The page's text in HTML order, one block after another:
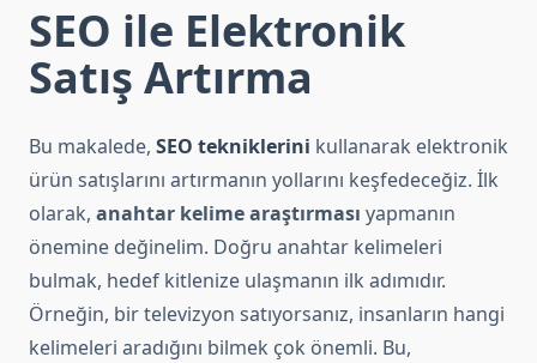
SEO ile Elektronik
Satış Artırma
Bu makalede, SEO tekniklerini kullanarak elektronik
ürün satışlarını artırmanın yollarını keşfedeceğiz. İlk
olarak, anahtar kelime araştırması yapmanın
önemine değinelim. Doğru anahtar kelimeleri
bulmak, hedef kitlenize ulaşmanın ilk adımıdır.
Örneğin, bir televizyon satıyorsanız, insanların hangi
kelimeleri aradığını bilmek çok önemli. Bu,